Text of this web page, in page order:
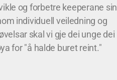
og forbetre keeperane sin
individuell veiledning og
skal vi gje dei unge dei
for "å halde buret reint."